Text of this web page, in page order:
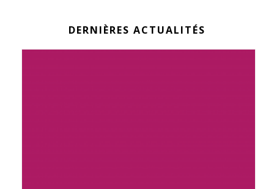
DERNIÈRES ACTUALITÉS